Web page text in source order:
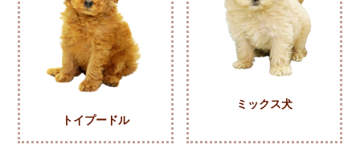
トイプードル
ミックス犬